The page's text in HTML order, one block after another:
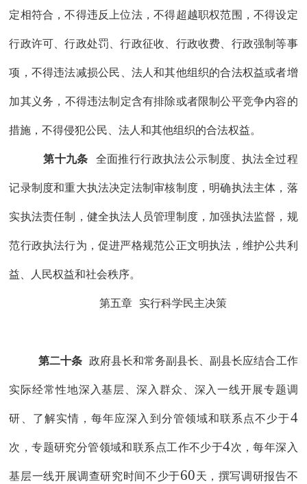
定相符合，不得违反上位法，不得超越职权范围，不得设定
行政许可、行政处罚、行政征收、行政收费、 行政强制等事
项，不得违法减损公民、法人和其他组织的合法权益或者增
加其义务， 不得违法制定含有排除或者限制公平竞争内容的
措施，不得侵犯公民、法人和其他组织的合法权益。
第十九条 全面推行行政执法公示制度、执法全过程
记录制度和重大执法决定法制审核制度，明确执法主体，落
实执法责任制，健全执法人员管理制度，加强执法监督，规
范行政执法行为，促进严格规范公正文明执法，维护公共利
益、人民权益和社会秩序。
第五章 实行科学民主决策
第二十条 政府县长和常务副县长、副县长应结合工作
实际经常性地深入基层、深入群众、深入一线开展专题调
研、了解实情，每年应深入 到分管领域和联系点不少于4
次，专题研究分管领域和联系点工作不少于4次，每年深入
基层一线开展调查研究时间不少于60天，撰写调研报告不